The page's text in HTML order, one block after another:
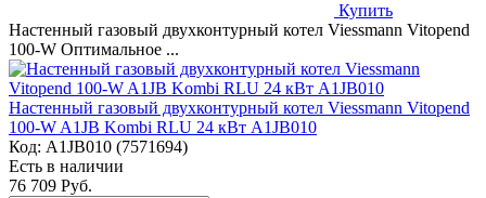
Купить
Настенный газовый двухконтурный котел Viessmann Vitopend
100-W Оптимальное ...
Настенный газовый двухконтурный котел Viessmann Vitopend
100-W A1JB Kombi RLU 24 кВт A1JB010
Код: A1JB010 (7571694)
Есть в наличии
76 709 Руб.